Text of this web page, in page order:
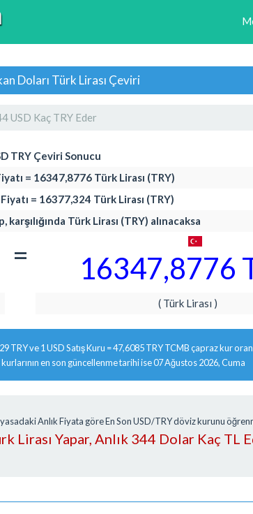
Doları Türk Lirası Çeviri
USD Kaç TRY Eder
TRY Çeviri Sonucu
= 16347,8776 Türk Lirası (TRY)
= 16377,324 Türk Lirası (TRY)
Türk Lirası (TRY) alınacaksa
= 16347,8776
( Türk Lirası )
TRY ve 1 USD Satış Kuru = 47,6085 TRY TCMB çapraz kur
en son güncellenme tarihi ise 07 Ağustos 2026, Cuma
Anlık Fiyata göre En Son USD/TRY döviz kurunu
Lirası Yapar, Anlık 344 Dolar Kaç TL